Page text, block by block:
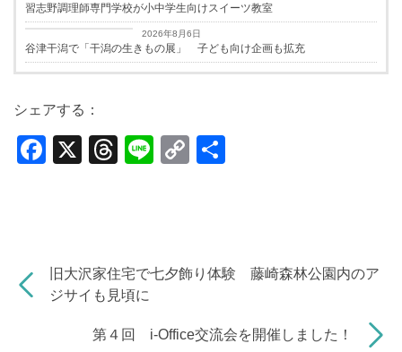
習志野調理師専門学校が小中学生向けスイーツ教室
習志野経済新聞
2026年8月6日
谷津干潟で「干潟の生きもの展」 子ども向け企画も拡充
シェアする：
F
b
o
X
T
d
s
Li
C
Li
k
旧大沢家住宅で七夕飾り体験 藤崎森林公園内のア
ジサイも見頃に
第４回 i-Office交流会を開催しました！